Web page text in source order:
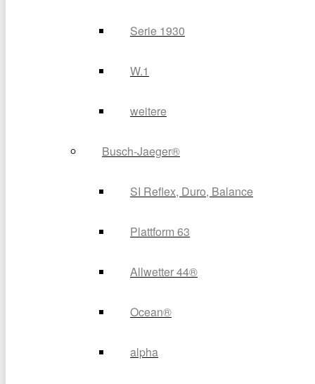
Serie 1930
W.1
weitere
Busch-Jaeger®
SI Reflex, Duro, Balance
Plattform 63
Allwetter 44®
Ocean®
alpha